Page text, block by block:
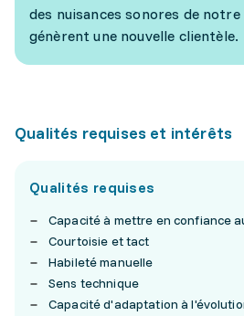
des nuisances sonores de notre
génèrent une nouvelle clientèle.
Qualités requises et intérêts
Qualités requises
Capacité à mettre en confiance
Courtoisie et tact
Habileté manuelle
Sens technique
Capacité d'adaptation à